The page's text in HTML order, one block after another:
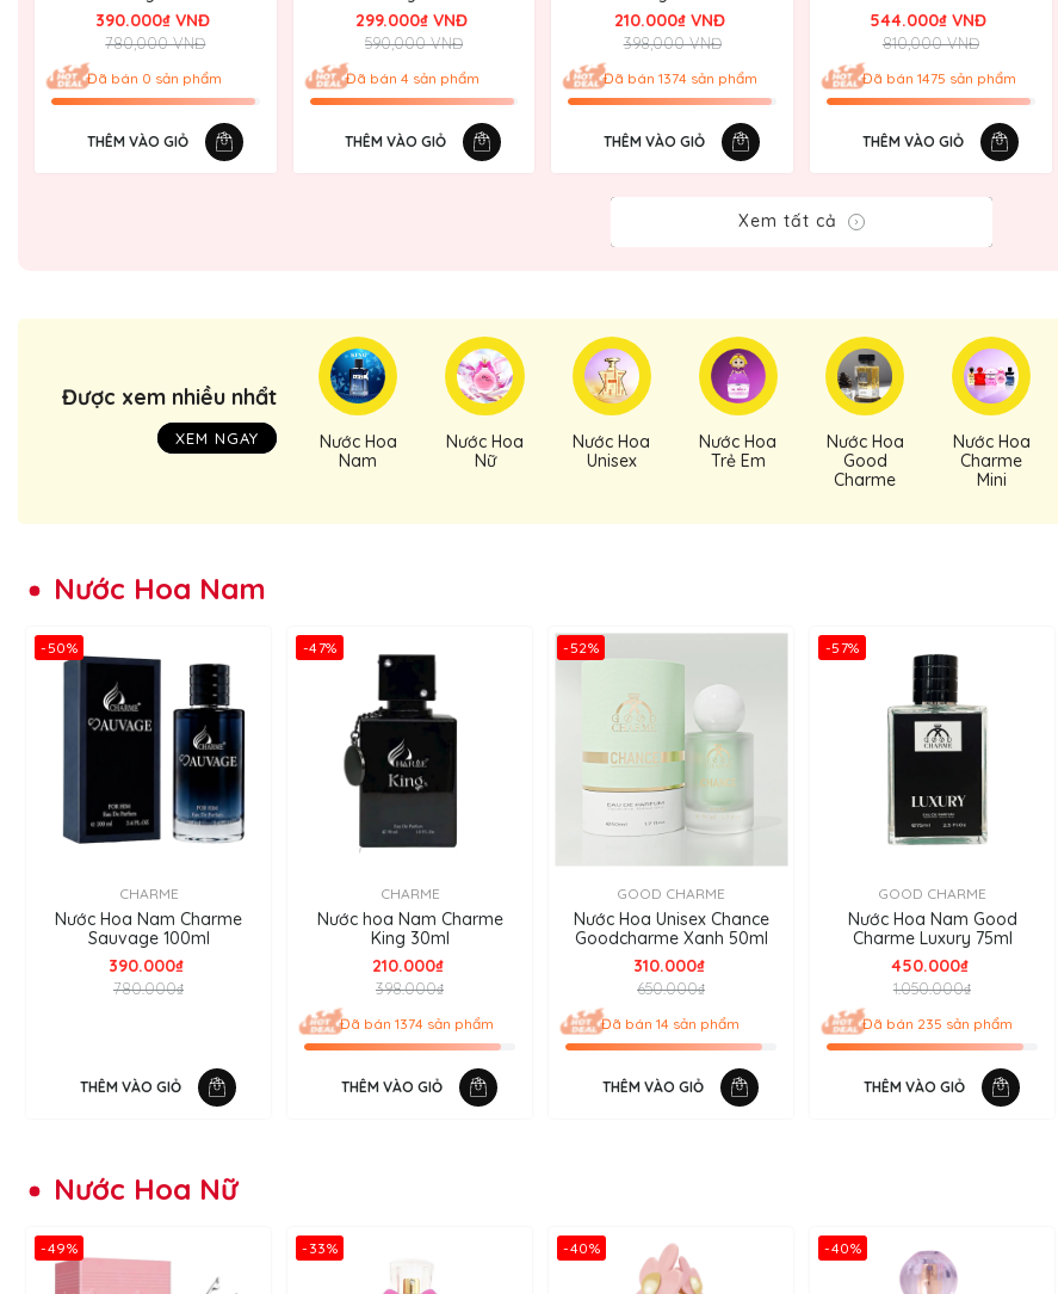
390.000₫ VNĐ
780,000 VNĐ
Đã bán 0 sản phẩm
THÊM VÀO GIỎ
299.000₫ VNĐ
590,000 VNĐ
Đã bán 4 sản phẩm
THÊM VÀO GIỎ
210.000₫ VNĐ
398,000 VNĐ
Đã bán 1374 sản phẩm
THÊM VÀO GIỎ
544.000₫ VNĐ
810,000 VNĐ
Đã bán 1475 sản phẩm
THÊM VÀO GIỎ
Xem tất cả
Được xem nhiều nhẩt
XEM NGAY
Nước Hoa
Nam
Nước Hoa
Nữ
Nước Hoa
Unisex
Nước Hoa
Trẻ Em
Nước Hoa
Good
Charme
Nước Hoa
Charme
Mini
Nước Hoa Nam
-50%
CHARME
Nước Hoa Nam Charme
Sauvage 100ml
390.000₫
780.000₫
THÊM VÀO GIỎ
-47%
CHARME
Nước hoa Nam Charme
King 30ml
210.000₫
398.000₫
Đã bán 1374 sản phẩm
THÊM VÀO GIỎ
-52%
GOOD CHARME
Nước Hoa Unisex Chance
Goodcharme Xanh 50ml
310.000₫
650.000₫
Đã bán 14 sản phẩm
THÊM VÀO GIỎ
-57%
GOOD CHARME
Nước Hoa Nam Good
Charme Luxury 75ml
450.000₫
1.050.000₫
Đã bán 235 sản phẩm
THÊM VÀO GIỎ
Nước Hoa Nữ
-49% -33% -40% -40%